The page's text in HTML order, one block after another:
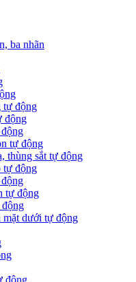
ba nhãn
tự động
động
tự động
thùng sắt tự động
tự động
tự động
động
mặt dưới tự động
động